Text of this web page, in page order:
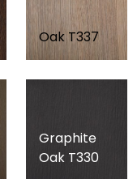
Oak T337
Graphite
Oak T330